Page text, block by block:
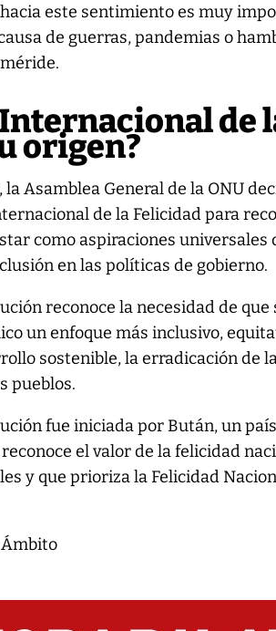
este sentimiento es muy
de guerras, pandemias o
de
origen?
la Asamblea General de la ONU
de la Felicidad para
como aspiraciones
en las políticas de gobierno.
reconoce la necesidad de
un enfoque más inclusivo,
sostenible, la erradicación de
pueblos.
fue iniciada por Bután, un
reconoce el valor de la felicidad
y que prioriza la Felicidad